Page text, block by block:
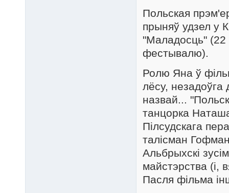
Польская
прыняў удзел у
"Маладосць" (22
фестывалю).
Ролю Яна ў
лёсу, незадоўга
назвай...
танцорка
Пілсудскага
талісман
Альбрыхскі
майстэрства (і,
Пасля фільма